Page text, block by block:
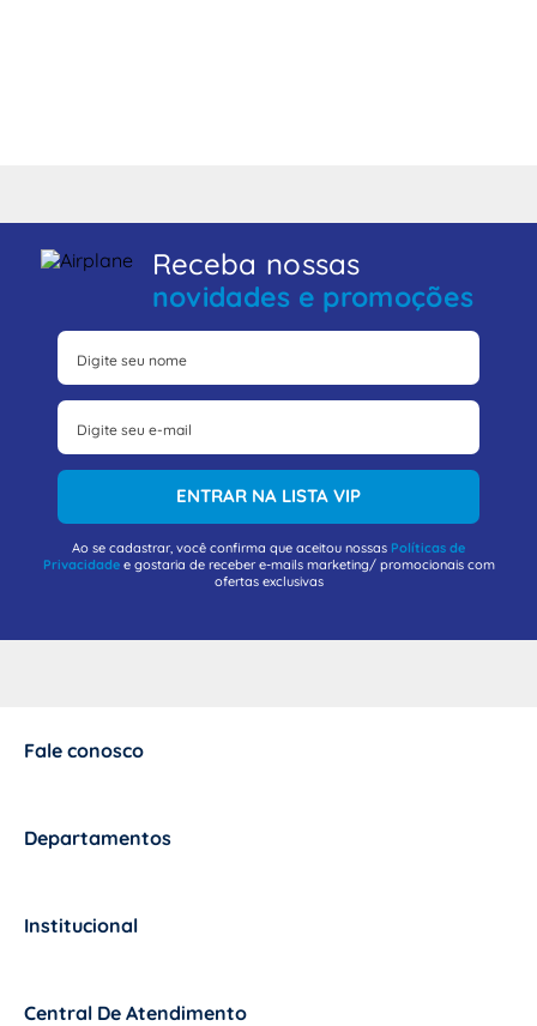
Receba nossas
novidades e promoções
ENTRAR NA LISTA VIP
Ao se cadastrar, você confirma que aceitou nossas Políticas de
Privacidadee gostaria de receber e-mails marketing/ promocionais com
ofertas exclusivas
Fale conosco
Departamentos
Institucional
Central De Atendimento